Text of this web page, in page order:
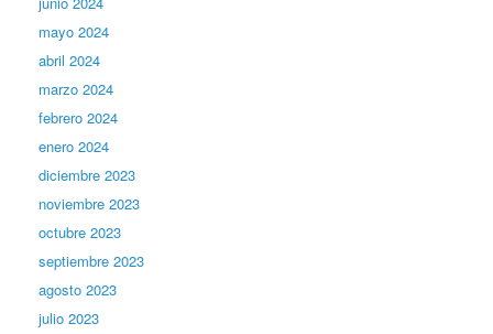
mayo 2024
abril 2024
marzo 2024
febrero 2024
enero 2024
diciembre 2023
noviembre 2023
octubre 2023
septiembre 2023
agosto 2023
julio 2023